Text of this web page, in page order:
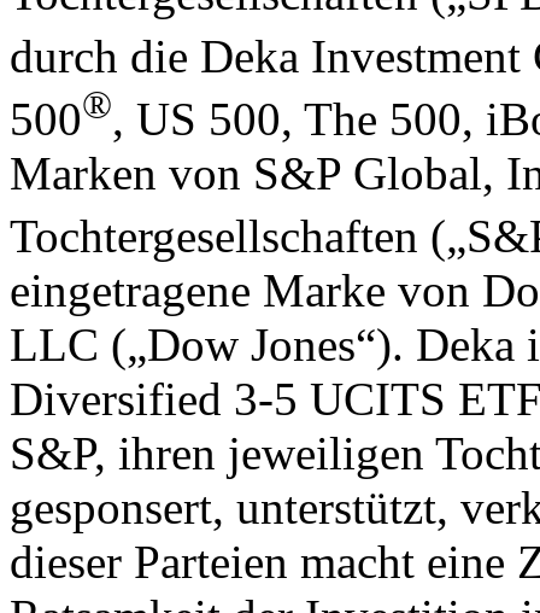
durch die Deka
500®, US 500, The 500,
Marken von S&P Global,
Tochtergesellschaften
eingetragene Marke von
LLC („Dow Jones“).
Diversified 3-5 UCITS
S&P, ihren jeweiligen
gesponsert, unterstützt,
dieser Parteien macht